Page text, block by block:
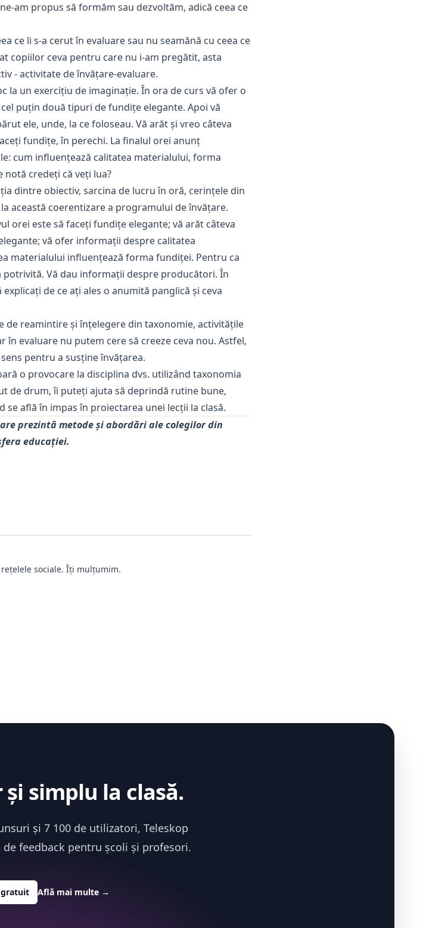
am propus să formăm sau dezvoltăm, adică ceea ce
ce li s-a cerut în evaluare sau nu seamănă cu ceea ce
copiilor ceva pentru care nu i-am pregătit, asta
- activitate de învățare-evaluare.
la un exercițiu de imaginație. În ora de curs vă ofer o
puțin două tipuri de fundițe elegante. Apoi vă
ele, unde, la ce foloseau. Vă arăt și vreo câteva
fundițe, în perechi. La finalul orei anunț
cum influențează calitatea materialului, forma
credeți că veți lua?
dintre obiectiv, sarcina de lucru în oră, cerințele din
această coerentizare a programului de învățare.
orei este să faceți fundițe elegante; vă arăt câteva
vă ofer informații despre calitatea
materialului influențează forma fundiței. Pentru ca
potrivită. Vă dau informații despre producători. În
de ce ați ales o anumită panglică și ceva
de reamintire și înțelegere din taxonomie, activitățile
în evaluare nu putem cere să creeze ceva nou. Astfel,
pentru a susține învățarea.
o provocare la disciplina dvs. utilizând taxonomia
de drum, îi puteți ajuta să deprindă rutine bune,
află în impas în proiectarea unei lecții la clasă.
prezintă metode și abordări ale colegilor din
educației.
sociale. Îți mulțumim.
și simplu la clasă.
și 7 100 de utilizatori, Teleskop
feedback pentru școli și profesori.
gratuit Află mai multe →